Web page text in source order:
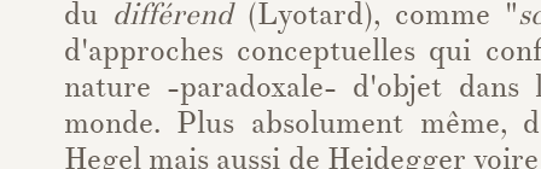
du différend(Lyotard), comme "
d'approches conceptuelles qui
nature -paradoxale- d'objet
monde. Plus absolument même,
Hegel mais aussi de Heidegger